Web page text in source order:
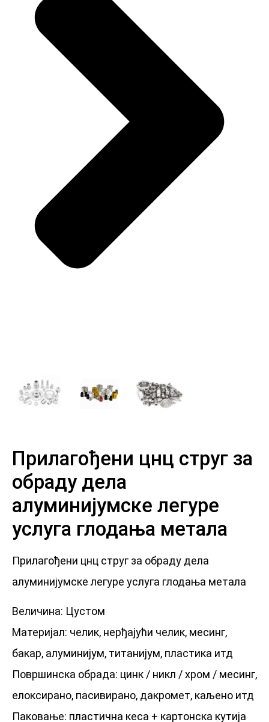
Прилагођени цнц струг за
обраду дела
алуминијумске легуре
услуга глодања метала
Прилагођени цнц струг за обраду дела
алуминијумске легуре услуга глодања метала
Величина: Цустом
Материјал: челик, нерђајући челик, месинг,
бакар, алуминијум, титанијум, пластика итд
Површинска обрада: цинк / никл / хром / месинг,
елоксирано, пасивирано, дакромет, каљено итд
Паковање: пластична кеса + картонска кутија